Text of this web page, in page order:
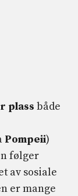
plass både
Pompeii)
følger
av sosiale
er mange